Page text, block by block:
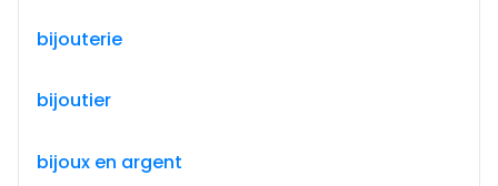
bijouterie
bijoutier
bijoux en argent